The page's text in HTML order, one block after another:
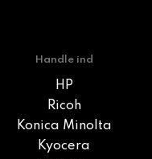
Handle ind
HP
Ricoh
Konica Minolta
Kyocera